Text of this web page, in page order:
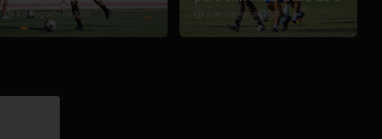
3 de agosto de 2026 2 de agosto de 2026